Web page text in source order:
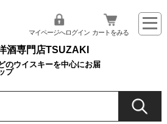
専門店TSUZAKI
のウイスキーを中心にお届
プ
マイページへログイン カートをみる